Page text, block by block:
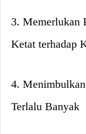
3. Memerlukan
Ketat terhadap
4.
Terlalu Banyak